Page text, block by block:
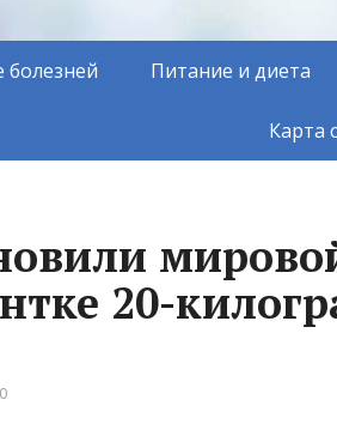
болезней Питание и диета
Карта
20-